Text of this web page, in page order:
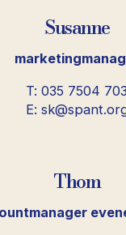
Susanne
T: 035 7504 703
E:
Thom